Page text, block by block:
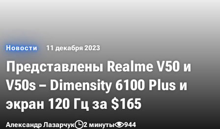
Новости 11 декабря 2023
Представлены Realme V50 и
V50s – Dimensity 6100 Plus и
экран 120 Гц за $165
Александр Лазарчук 2 минуты 944